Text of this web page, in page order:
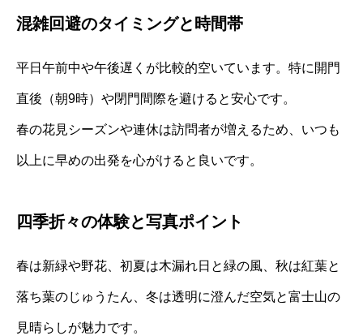
混雑回避のタイミングと時間帯
平日午前中や午後遅くが比較的空いています。特に開門
直後（朝9時）や閉門間際を避けると安心です。
春の花見シーズンや連休は訪問者が増えるため、いつも
以上に早めの出発を心がけると良いです。
四季折々の体験と写真ポイント
春は新緑や野花、初夏は木漏れ日と緑の風、秋は紅葉と
落ち葉のじゅうたん、冬は透明に澄んだ空気と富士山の
見晴らしが魅力です。